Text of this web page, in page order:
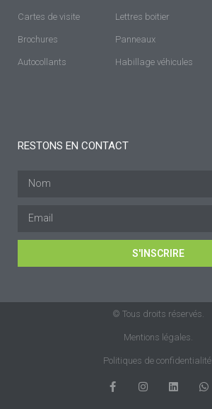
Cartes de visite
Brochures
Autocollants
Lettres boitier
Panneaux
Habillage véhicules
RESTONS EN CONTACT
S'INSCRIRE
© Tous droits réservés.
Mentions légales.
Politiques de confidentialité.